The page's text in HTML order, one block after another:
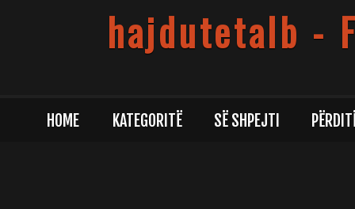
hajdutetalb -
HOME KATEGORITË SË SHPEJTI